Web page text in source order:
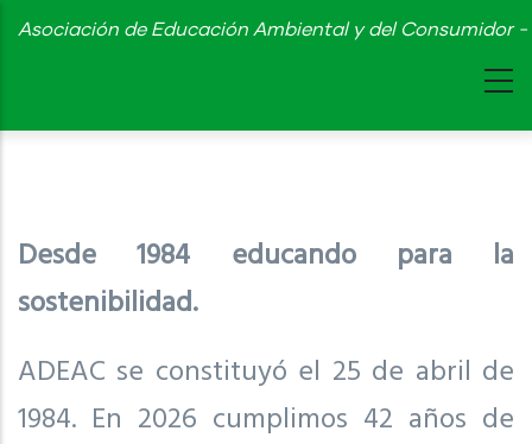
Skip
content
Asociación de Educación Ambiental y del Consumidor
Desde 1984 educando para la
sostenibilidad.
ADEAC se constituyó el 25 de abril de
1984. En 2026 cumplimos 42 años de